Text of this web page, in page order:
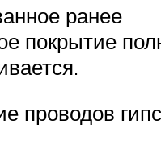
ранее
покрытие
проводов